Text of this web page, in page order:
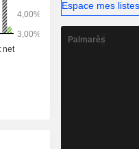
Espace mes listes
Palmarès